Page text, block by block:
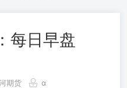
每日早盘
期货 α